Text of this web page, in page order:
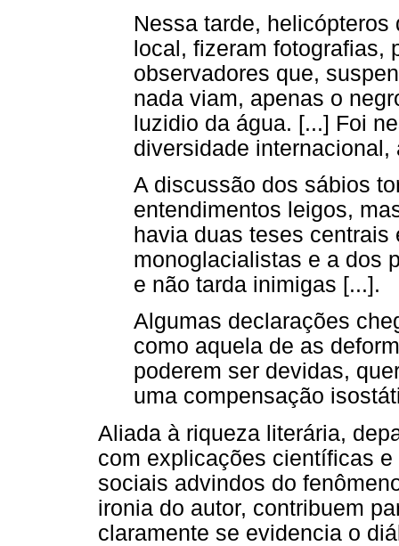
Nessa tarde,
local, fizeram fotografias,
observadores que,
nada viam, apenas o
luzidio da água. [...] Foi
diversidade
A discussão dos sábios
entendimentos leigos,
havia duas teses
monoglacialistas e a dos
e não tarda inimigas [...].
Algumas declarações
como aquela de as
poderem ser devidas,
uma compensação
Aliada à riqueza literária,
com explicações científicas
sociais advindos do
ironia do autor, contribuem
claramente se evidencia o